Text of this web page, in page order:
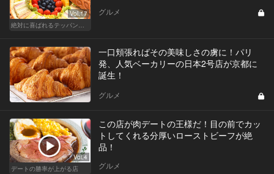
Vol.17
絶対に喜ばれるテッパン手土産
グルメ
一口頬張ればその美味しさの虜に！パリ
発、人気ベーカリーの日本2号店が京都に
誕生！
グルメ
Vol.4
デートの勝率が上がる店
この店が肉デートの王様だ！目の前でカッ
トしてくれる分厚いローストビーフが絶
品！
グルメ